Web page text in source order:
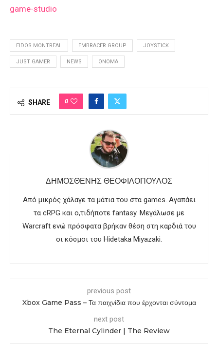
game-studio
EIDOS MONTREAL EMBRACER GROUP JOYSTICK
JUST GAMER NEWS ONOMA
SHARE 0
ΔΗΜΟΣΘΈΝΗΣ ΘΕΟΦΙΛΌΠΟΥΛΟΣ
Από μικρός χάλαγε τα μάτια του στα games. Αγαπάει
τα cRPG και ο,τιδήποτε fantasy. Μεγάλωσε με
Warcraft ενώ πρόσφατα βρήκαν θέση στη καρδιά του
οι κόσμοι του Hidetaka Miyazaki.
previous post
Xbox Game Pass – Τα παιχνίδια που έρχονται σύντομα
next post
The Eternal Cylinder | The Review